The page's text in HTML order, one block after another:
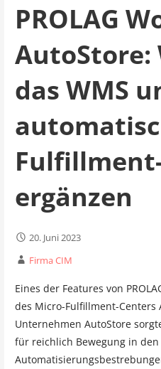
PROLAG
AutoStore:
das WMS
ergänzen
20. Juni 2023
Firma CIM
Eines der Features von
des Micro-Fulfillment-Centers
Unternehmen AutoStore
für reichlich Bewegung in den